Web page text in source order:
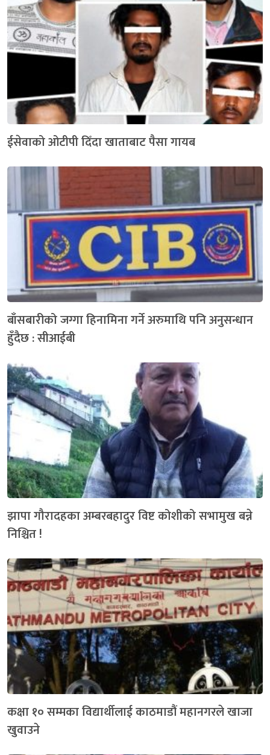
ईसेवाको ओटीपी दिँदा खाताबाट पैसा गायब
बाँसबारीको जग्गा हिनामिना गर्ने अरुमाथि पनि अनुसन्धान
हुँदैछ : सीआईबी
झापा गौरादहका अम्बरबहादुर विष्ट कोशीको सभामुख बन्ने
निश्चित !
कक्षा १० सम्मका विद्यार्थीलाई काठमाडौं महानगरले खाजा
खुवाउने